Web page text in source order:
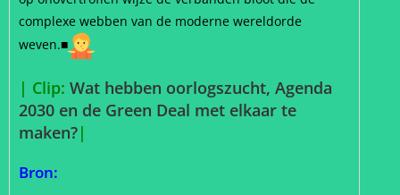
complexe webben van de moderne wereldorde
weven.■
| Clip: Wat hebben oorlogszucht, Agenda
2030 en de Green Deal met elkaar te
maken?|
Bron: